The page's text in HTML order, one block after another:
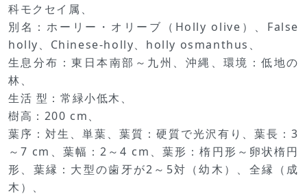
科モクセイ属、
別名：ホーリー・オリーブ（Holly olive）、False
holly、Chinese-holly、holly osmanthus、
生息分布：東日本南部～九州、沖縄、環境：低地の
林、
生活 型：常緑小低木、
樹高：200 cm、
葉序：対生、単葉、葉質：硬質で光沢有り、葉長：3
～7 cm、葉幅：2～4 cm、葉形：楕円形～卵状楕円
形、葉縁：大型の歯牙が2～5対（幼木）、全縁（成
木）、